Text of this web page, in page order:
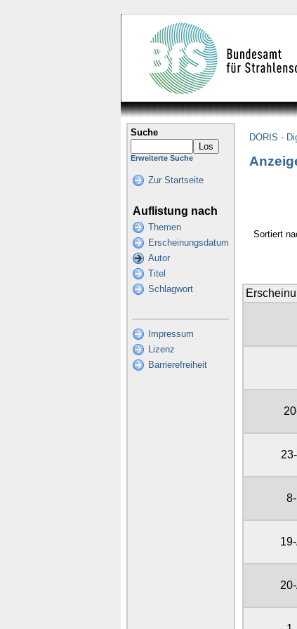
Suche
Erweiterte Suche
Zur Startseite
Auflistung nach
Themen
Erscheinungsdatum
Autor
Titel
Schlagwort
Impressum
Lizenz
Barrierefreiheit
DORIS -
Sortiert